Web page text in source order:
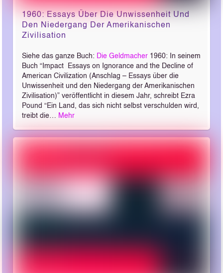
1960: Essays Über Die Unwissenheit Und
Den Niedergang Der Amerikanischen
Zivilisation
Siehe das ganze Buch: Die Geldmacher 1960: In seinem
Buch “Impact ­ Essays on Ignorance and the Decline of
American Civilization (Anschlag – Essays über die
Unwissenheit und den Niedergang der Amerikanischen
Zivilisation)” veröffentlicht in diesem Jahr, schreibt Ezra
Pound “Ein Land, das sich nicht selbst verschulden wird,
treibt die… Mehr